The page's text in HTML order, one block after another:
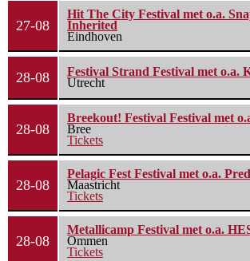
27-08
Hit The City Festival met o.a.
Inherited
Eindhoven
28-08
Festival Strand Festival met o.a.
Utrecht
28-08
Breekout! Festival Festival met
Bree
Tickets
28-08
Pelagic Fest Festival met o.a.
Maastricht
Tickets
28-08
Metallicamp Festival met o.a.
Ommen
Tickets